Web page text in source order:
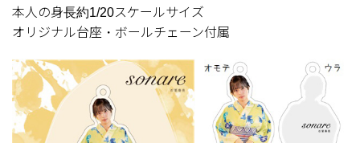
本人の身長約1/20スケールサイズ
オリジナル台座・ボールチェーン付属